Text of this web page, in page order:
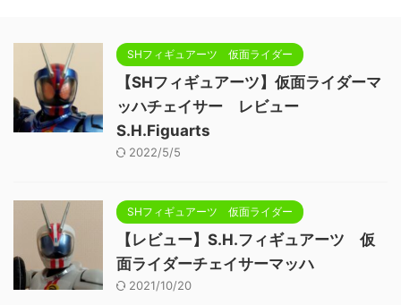
SHフィギュアーツ 仮面ライダー
【SHフィギュアーツ】仮面ライダーマ
ッハチェイサー レビュー
S.H.Figuarts
2022/5/5
SHフィギュアーツ 仮面ライダー
【レビュー】S.H.フィギュアーツ 仮
面ライダーチェイサーマッハ
2021/10/20